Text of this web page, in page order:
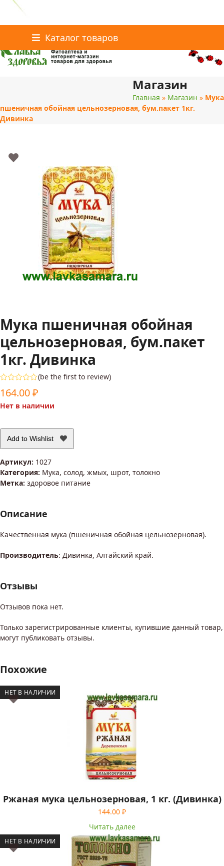
content
Каталог товаров
Контакты
Магазин
Главная » Магазин » Мука
пшеничная обойная цельнозерновая, бум.пакет 1кг.
Дивинка
Мука пшеничная обойная
цельнозерновая, бум.пакет
1кг. Дивинка
5
(be the first to review)
164.00₽
Нет в наличии
Add to Wishlist
Артикул: 1027
Категория: Мука, солод, жмых, шрот, толокно
Метка: здоровое питание
Описание
Качественная мука (пшеничная обойная цельнозерновая).
Производитель: Дивинка, Алтайский край.
Отзывы
Отзывов пока нет.
Только зарегистрированные клиенты, купившие данный товар,
могут публиковать отзывы.
Похожие
НЕТ В НАЛИЧИИ
Ржаная мука цельнозерновая, 1 кг. (Дивинка)
144.00 ₽
Читать далее
НЕТ В НАЛИЧИИ